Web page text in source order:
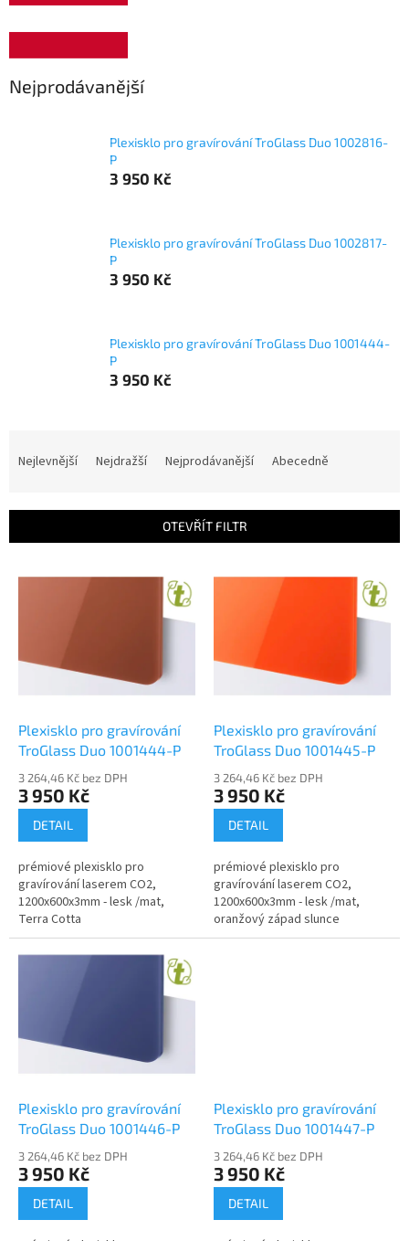
Nejprodávanější
Plexisklo pro gravírování TroGlass Duo 1002816-
P
3 950 Kč
Plexisklo pro gravírování TroGlass Duo 1002817-
P
3 950 Kč
Plexisklo pro gravírování TroGlass Duo 1001444-
P
3 950 Kč
í
Nejlevnější Nejdražší Nejprodávanější Abecedně
OTEVŘÍT FILTR
Plexisklo pro gravírování
TroGlass Duo 1001444-P
3 264,46 Kč bez DPH
3 950 Kč
DETAIL
prémiové plexisklo pro
gravírování laserem CO2,
1200x600x3mm - lesk /mat,
Terra Cotta
Plexisklo pro gravírování
TroGlass Duo 1001445-P
3 264,46 Kč bez DPH
3 950 Kč
DETAIL
prémiové plexisklo pro
gravírování laserem CO2,
1200x600x3mm - lesk /mat,
oranžový západ slunce
Plexisklo pro gravírování
TroGlass Duo 1001446-P
3 264,46 Kč bez DPH
3 950 Kč
DETAIL
Plexisklo pro gravírování
TroGlass Duo 1001447-P
3 264,46 Kč bez DPH
3 950 Kč
DETAIL